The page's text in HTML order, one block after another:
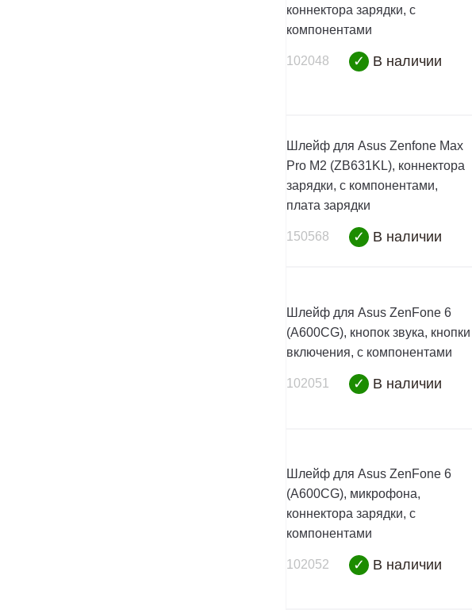
коннектора зарядки, с
компонентами
102048 ✓ В наличии
Шлейф для Asus Zenfone Max
Pro M2 (ZB631KL), коннектора
зарядки, с компонентами,
плата зарядки
150568 ✓ В наличии
Шлейф для Asus ZenFone 6
(A600CG), кнопок звука, кнопки
включения, с компонентами
102051 ✓ В наличии
Шлейф для Asus ZenFone 6
(A600CG), микрофона,
коннектора зарядки, с
компонентами
102052 ✓ В наличии